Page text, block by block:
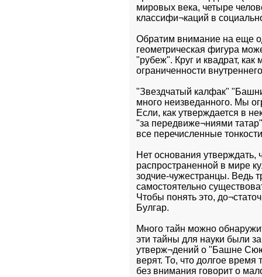
мировых века, четыре
классифи¬каций в
Обратим внимание на еще
геометрическая фигура
"рубеж". Круг и квадрат,
ограниченности
"Звездчатый калфак"
много неизведанного. Мы
Если, как утверждается в
"за передвиже¬ниями
все перечисленные
Нет основания
распространенной в мире
зодчие-чужестранцы. Ведь
самостоятельно
Чтобы понять это,
Булгар.
Много тайн можно
эти тайны для науки были
утверж¬дений о "Башне
верят. То, что долгое время
без внимания говорит о